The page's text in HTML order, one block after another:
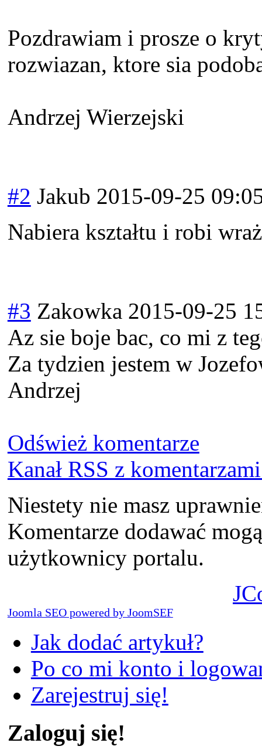
Pozdrawiam i prosze o
rozwiazan, ktore sia
Andrzej Wierzejski
#2 Jakub 2015-09-25
Nabiera kształtu i robi
#3 Zakowka 2015-09-25
Az sie boje bac, co mi z
Za tydzien jestem w
Andrzej
Odśwież komentarze
Kanał RSS z
Niestety nie masz
Komentarze dodawać
użytkownicy portalu.
Joomla SEO powered by JoomSEF
Jak dodać artykuł?
Po co mi konto i
Zarejestruj się!
Zaloguj się!